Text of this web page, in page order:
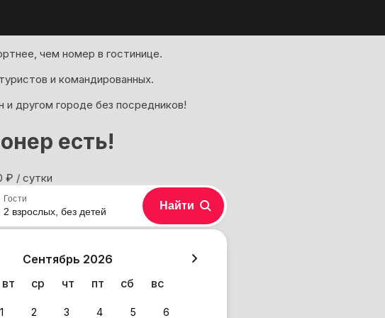
чем номер в гостинице.
и командированных.
и другом городе без посредников!
есть!
₽ / сутки
Сентябрь 2026
вт ср чт пт сб вс
1 2 3 4 5 6
Гости
2 взрослых, без детей Найти